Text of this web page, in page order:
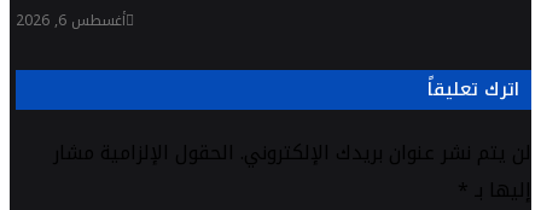
أغسطس 6, 2026
اترك تعليقاً
لن يتم نشر عنوان بريدك الإلكتروني. الحقول الإلزامية مشار
إليها بـ *